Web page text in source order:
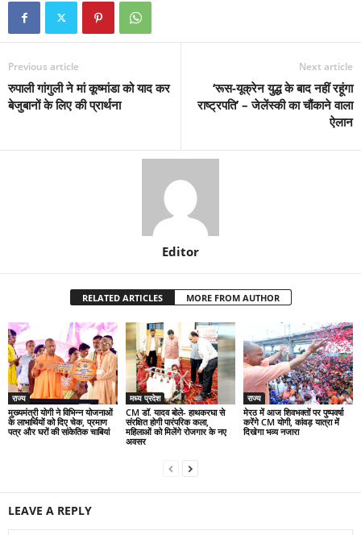
Previous article
रुपाली गांगुली ने मां कूष्मांडा को याद कर
बेजुबानों के लिए की प्रार्थना
Next article
‘रूस-यूक्रेन युद्ध के बाद नहीं रहूंगा
राष्ट्रपति’ – जेलेंस्की का चौंकाने वाला
ऐलान
Editor
RELATED ARTICLES MORE FROM AUTHOR
राज्य
मुख्यमंत्री योगी ने विभिन्न योजनाओं
के लाभार्थियों को दिए चेक, प्रमाण
पत्र और घरों की सांकेतिक चाबियां
मध्य प्रदेश
CM डॉ. यादव बोले- हाथकरघा से
संरक्षित होगी पारंपरिक कला,
महिलाओं को मिलेंगे रोजगार के नए
अवसर
राज्य
मेरठ में आज शिवभक्तों पर पुष्पवर्षा
करेंगे CM योगी, कांवड़ यात्रा में
दिखेगा भव्य नजारा
LEAVE A REPLY